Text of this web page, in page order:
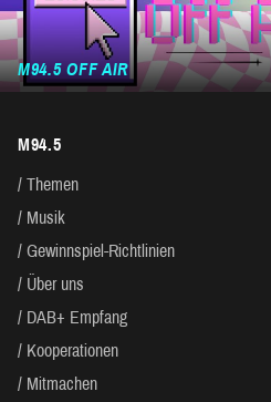
M94.5 OFF AIR
M94.5
Themen
Musik
Gewinnspiel-Richtlinien
Über uns
DAB+ Empfang
Kooperationen
Mitmachen